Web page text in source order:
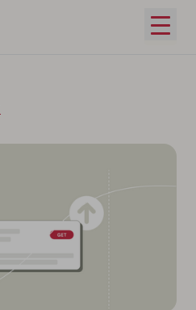
メイ